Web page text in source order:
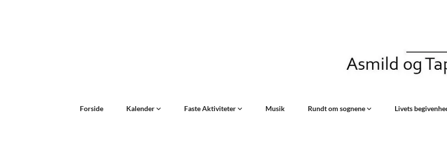
Forside Kalender Faste Aktiviteter Musik Rundt om sognene Livets